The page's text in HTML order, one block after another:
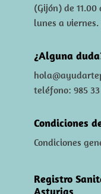
(Gijón) de 11.00
lunes a viernes.
¿Alguna
teléfono: 985
Condiciones
Condiciones
Registro